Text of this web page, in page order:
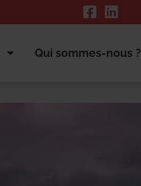
Qui sommes-nous ?